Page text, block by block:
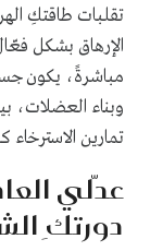
تقلبات طاقتكِ
الإرهاق بشكل
مباشرةً، يكون
وبناء العضلات،
تمارين الاسترخاء
عدّلي
دورتكِ